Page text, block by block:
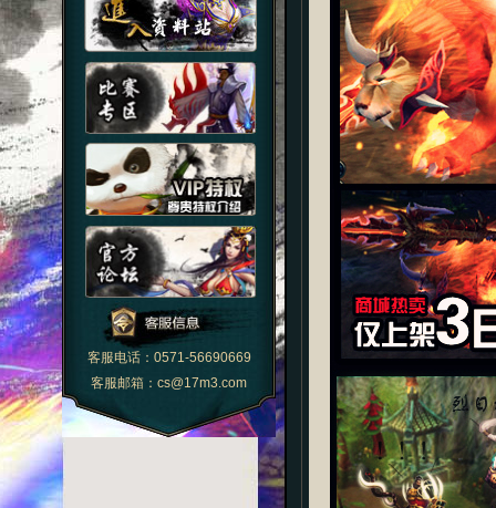
客服电话：0571-56690669
客服邮箱：cs@17m3.com